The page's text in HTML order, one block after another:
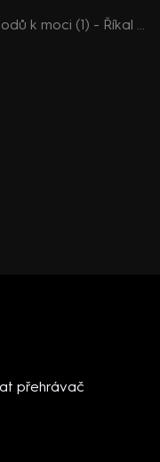
Sedm schodů k moci (1) - Říkal jsem vám, že jsem svině
přehrávač